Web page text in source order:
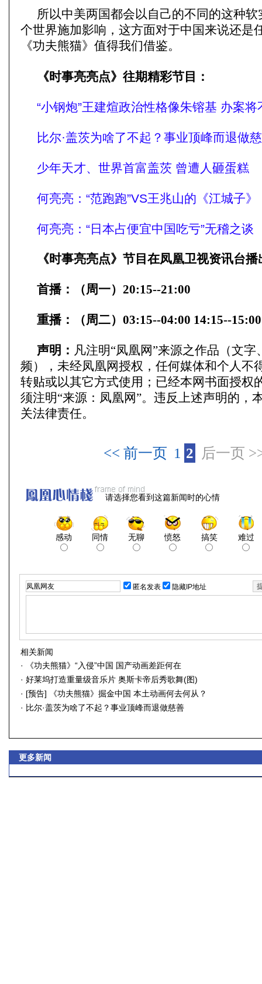
所以中美两国都会以自己的不同的这种
个世界施加影响，这方面对于中国来说还是
《功夫熊猫》值得我们借鉴。
《时事亮亮点》 往期精彩节目：
“小钢炮”王建煊政治性格像朱镕基 办案将
比尔·盖茨为啥了不起？事业顶峰而退做
少年天才、世界首富盖茨 曾遭人砸蛋糕
何亮亮：“范跑跑”VS王兆山的《江城子》
何亮亮：“日本占便宜中国吃亏”无稽之谈
《时事亮亮点》节目在凤凰卫视资讯台播
首播：（周一）20:15--21:00
重播：（周二）03:15--04:00 14:15--15:00
声明： 凡注明“凤凰网”来源之作品（文字
频），未经凤凰网授权，任何媒体和个人不
转贴或以其它方式使用；已经本网书面授权
须注明“来源：凤凰网”。违反上述声明的，
关法律责任。
<< 前一页 1 2 后一页
请选择您看到这篇新闻时的心情
感动 同情 无聊 愤怒 搞笑 难过
匿名发表 隐藏IP地址
相关新闻
·
《功夫熊猫》“入侵”中国 国产动画差距何在
· 好莱坞打造重量级音乐片 奥斯卡帝后秀歌舞(图)
· [预告] 《功夫熊猫》掘金中国 本土动画何去何从？
· 比尔·盖茨为啥了不起？事业顶峰而退做慈善
更多新闻